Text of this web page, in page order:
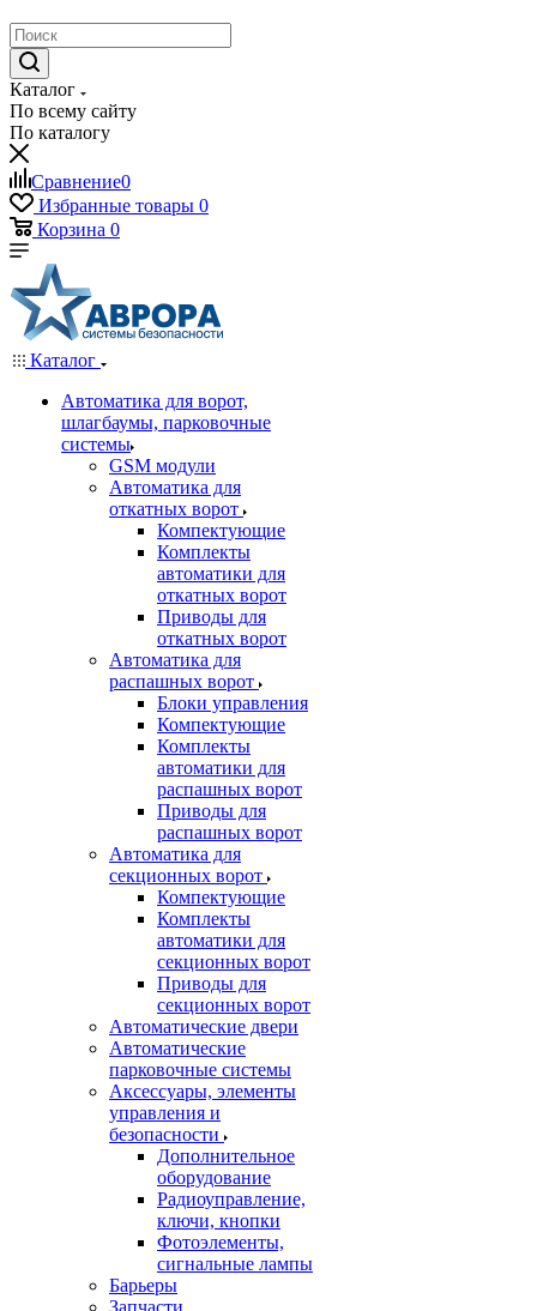
Каталог
По всему сайту
По каталогу
Сравнение0
Избранные товары 0
Корзина 0
Каталог
Автоматика для ворот,
шлагбаумы, парковочные
системы
GSM модули
Автоматика для
откатных ворот
Компектующие
Комплекты
автоматики для
откатных ворот
Приводы для
откатных ворот
Автоматика для
распашных ворот
Блоки управления
Компектующие
Комплекты
автоматики для
распашных ворот
Приводы для
распашных ворот
Автоматика для
секционных ворот
Компектующие
Комплекты
автоматики для
секционных ворот
Приводы для
секционных ворот
Автоматические двери
Автоматические
парковочные системы
Аксессуары, элементы
управления и
безопасности
Дополнительное
оборудование
Радиоуправление,
ключи, кнопки
Фотоэлементы,
сигнальные лампы
Барьеры
Запчасти